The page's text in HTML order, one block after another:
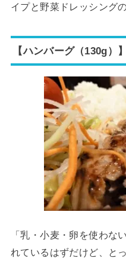
イプと野菜ドレッシング
【ハンバーグ（130g）
「乳・小麦・卵を使わな
れているはずだけど、と